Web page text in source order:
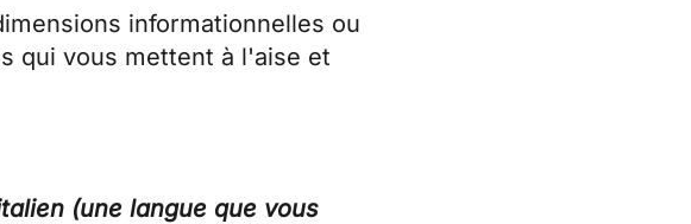
informationnelles ou
qui vous mettent à l'aise et
(une langue que vous